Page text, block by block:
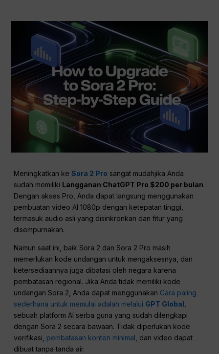
Meningkatkan keSora 2 Pro sangat mudahjika Anda
sudah memiliki Langganan ChatGPT Pro $200 per bulan.
Dengan akses Pro, Anda dapat langsung menggunakan
pembuatan video AI 1080p dengan ketepatan tinggi,
termasuk audio asli yang disinkronkan dan fitur yang
disempurnakan.
Namun saat ini, baik Sora 2 dan Sora 2 Pro masih
memerlukan kode undangan untuk mengaksesnya, dan
ketersediaannya juga dibatasi oleh negara karena
pembatasan regional. Jika Anda tidak memiliki kode
undangan Sora 2, Anda dapat menggunakan Cara paling
sederhana untuk memulai adalah melalui GPT Global
sebuah platform AI serba guna yang sudah dilengkapi
dengan Sora 2 secara bawaan. Tidak diperlukan kode
verifikasi, pembatasan konten minimal , dan video dapat
dibuat tanpa tanda air.